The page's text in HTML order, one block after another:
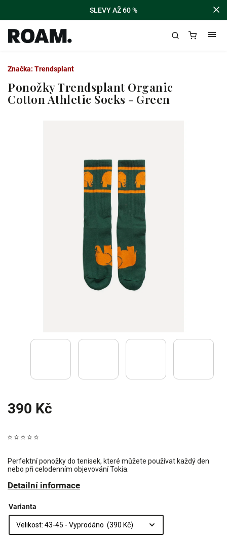
SLEVY AŽ 60 %
Ponožky Trendsplant Organic
Cotton Athletic Socks - Green
390 Kč
Perfektní ponožky do tenisek, které můžete používat každý den
nebo při celodenním objevování Tokia.
Detailní informace
Značka: Trendsplant
Varianta